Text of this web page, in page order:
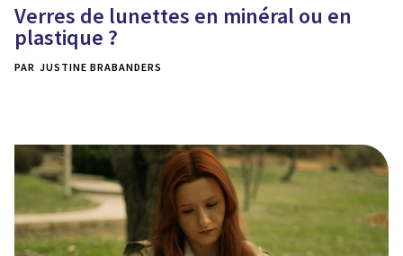
Verres de lunettes en minéral ou en
plastique ?
PAR JUSTINE BRABANDERS